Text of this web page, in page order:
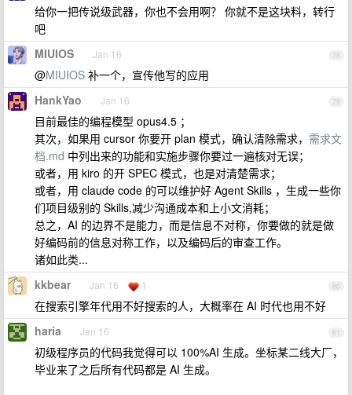
给你一把传说级武器，你也不会用啊？ 你就不是这块料，转行
吧
78
MIUIOS Jan 16
@MIUIOS 补一个，宣传他写的应用
79
HankYao Jan 16
目前最佳的编程模型 opus4.5 ；
其次，如果用 cursor 你要开 plan 模式，确认清除需求， 需求文
档.md 中列出来的功能和实施步骤你要过一遍核对无误；
或者，用 kiro 的开 SPEC 模式，也是对清楚需求；
或者，用 claude code 的可以维护好 Agent Skills ，生成一些你
们项目级别的 Skills,减少沟通成本和上小文消耗；
总之，AI 的边界不是能力，而是信息不对称，你要做的就是做
好编码前的信息对称工作，以及编码后的审查工作。
诸如此类...
80
kkbear Jan 16 1
在搜索引擎年代用不好搜索的人，大概率在 AI 时代也用不好
81
haria Jan 16
初级程序员的代码我觉得可以 100%AI 生成。坐标某二线大厂，
毕业来了之后所有代码都是 AI 生成。